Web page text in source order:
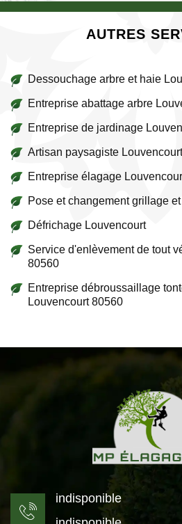
AUTRES
Dessouchage arbre et haie
Entreprise abattage arbre
Entreprise de jardinage
Artisan paysagiste Louvencourt
Entreprise élagage
Pose et changement grillage
Défrichage Louvencourt
Service d'enlèvement de tout
80560
Entreprise débroussaillage
Louvencourt 80560
indisponible